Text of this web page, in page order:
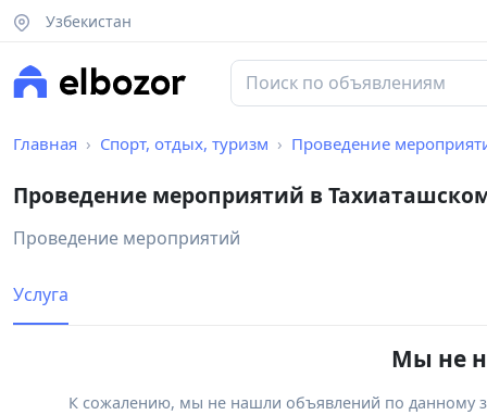
Узбекистан
Главная Спорт, отдых, туризм Проведение
Проведение мероприятий в
Проведение мероприятий
Услуга
Мы не
К сожалению, мы не нашли объявлений по данному